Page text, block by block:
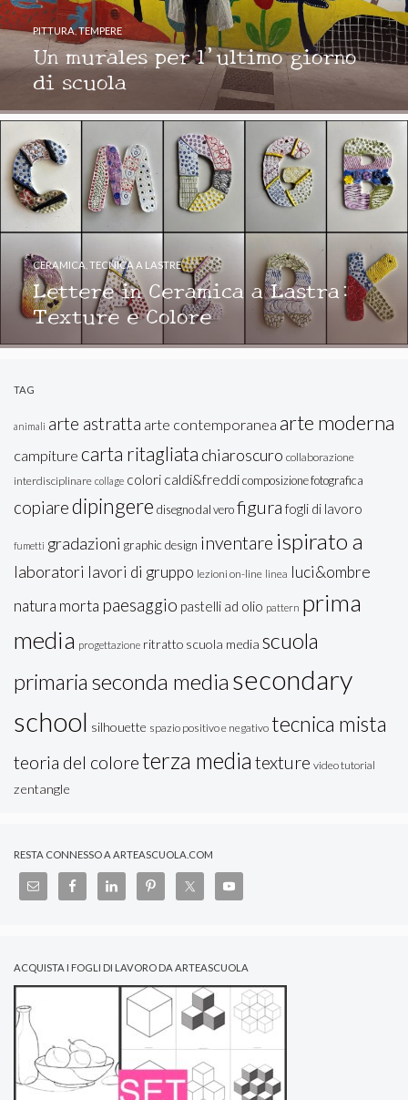
Un murales per l’ultimo giorno
di scuola
PITTURA,TEMPERE
Lettere in Ceramica a Lastra:
Texture e Colore
CERAMICA TECNICA A LASTRE
TAG
animali arte astratta arte contemporanea arte moderna
campiture carta ritagliata chiaroscuro collaborazione
interdisciplinare collage colori caldi&freddicomposizione fotografica
copiaredipingere disegno dal verofigura fogli di lavoro
fumetti gradazioni graphic design inventare ispirato a
laboratori lavori di gruppo lezioni on-line linea luci&ombre
natura morta paesaggio pastelli ad olio pattern prima
media progettazione ritratto scuola media scuola
primaria seconda media secondary
school silhouette spazio positivo e negativo tecnica mista
teoria del coloreterza media texture video tutorial
zentangle
RESTA CONNESSO A ARTEASCUOLA.COM
ACQUISTA I FOGLI DI LAVORO DA ARTEASCUOLA